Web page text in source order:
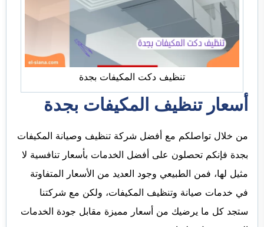
تنظيف دكت المكيفات بجدة
أسعار تنظيف المكيفات بجدة
من خلال تواصلكم مع أفضل شركة تنظيف وصيانة المكيفات
بجدة فإنكم تحصلون على أفضل الخدمات بأسعار تنافسية لا
مثيل لها، فمن الطبيعي وجود العديد من الأسعار المتفاوتة
في خدمات صيانة وتنظيف المكيفات، ولكن مع شركتنا
ستجد كل ما يرضيك من أسعار مميزة مقابل جودة الخدمات